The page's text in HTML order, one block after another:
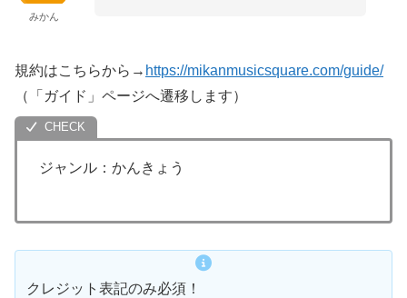
みかん
規約はこちらから→ https://mikanmusicsquare.com/guide/
（「ガイド」ページへ遷移します）
ジャンル：かんきょう
クレジット表記のみ必須！